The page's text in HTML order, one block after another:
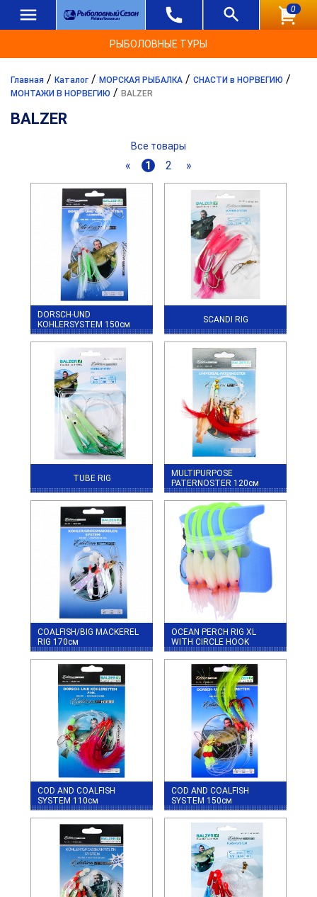
0
РЫБОЛОВНЫЕ ТУРЫ
Главная / Каталог / МОРСКАЯ РЫБАЛКА / СНАСТИ в НОРВЕГИЮ /
МОНТАЖИ В НОРВЕГИЮ / BALZER
BALZER
Все товары
« 1 2 »
DORSCH-UND
KOHLERSYSTEM 150см
SCANDI RIG
TUBE RIG
MULTIPURPOSE
PATERNOSTER 120см
COALFISH/BIG MACKEREL
RIG 170см
OCEAN PERCH RIG XL
WITH CIRCLE HOOK
COD AND COALFISH
SYSTEM 110см
COD AND COALFISH
SYSTEM 150см